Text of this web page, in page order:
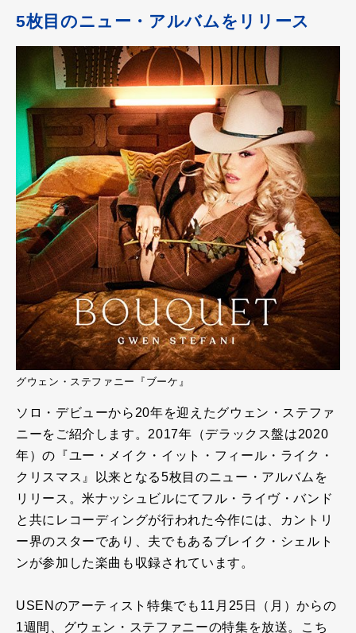
5枚目のニュー・アルバムをリリース
グウェン・ステファニー『ブーケ』
ソロ・デビューから20年を迎えたグウェン・ステファ
ニーをご紹介します。2017年（デラックス盤は2020
年）の『ユー・メイク・イット・フィール・ライク・
クリスマス』以来となる5枚目のニュー・アルバムを
リリース。米ナッシュビルにてフル・ライヴ・バンド
と共にレコーディングが行われた今作には、カントリ
ー界のスターであり、夫でもあるブレイク・シェルト
ンが参加した楽曲も収録されています。
USENのアーティスト特集でも11月25日（月）からの
1週間、グウェン・ステファニーの特集を放送。こち